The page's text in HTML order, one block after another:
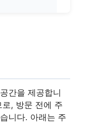
간을 제공합니
, 방문 전에 주
니다. 아래는 주